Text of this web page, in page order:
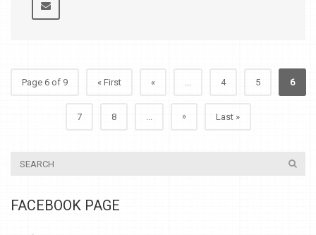
Page 6 of 9 « First « ... 4 5 6
7 8 ... » Last »
FACEBOOK PAGE